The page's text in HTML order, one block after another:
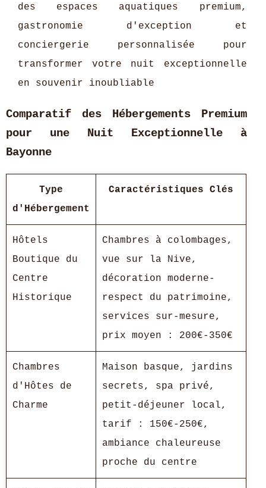
des espaces aquatiques premium,
gastronomie d'exception et
conciergerie personnalisée pour
transformer votre nuit exceptionnelle
en souvenir inoubliable
Comparatif des Hébergements Premium
pour une Nuit Exceptionnelle à
Bayonne
Type
d'Hébergement
Caractéristiques Clés
Hôtels
Boutique du
Centre
Historique
Chambres à colombages,
vue sur la Nive,
décoration moderne-
respect du patrimoine,
services sur-mesure,
prix moyen : 200€-350€
Chambres
d'Hôtes de
Charme
Maison basque, jardins
secrets, spa privé,
petit-déjeuner local,
tarif : 150€-250€,
ambiance chaleureuse
proche du centre